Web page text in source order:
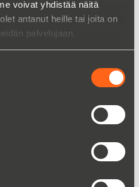
voivat yhdistää näitä
antanut heille tai joita on
palvelujaan.